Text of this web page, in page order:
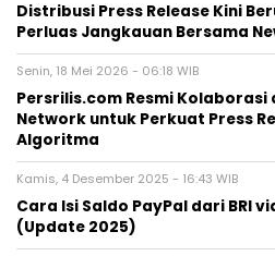
Distribusi Press Release Kini
Perluas Jangkauan Bersama
Senin, 18 Mei 2026 - 06:18 WIB
Persrilis.com Resmi Kolaborasi
Network untuk Perkuat Press
Algoritma
Kamis, 4 Desember 2025 - 16:43 WIB
Cara Isi Saldo PayPal dari BRI
(Update 2025)